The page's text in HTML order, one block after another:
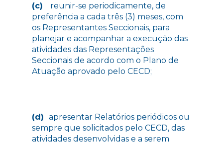
(c) reunir-se periodicamente, de
preferência a cada três (3) meses, com
os Representantes Seccionais, para
planejar e acompanhar a execução das
atividades das Representações
Seccionais de acordo com o Plano de
Atuação aprovado pelo CECD;
(d)apresentar Relatórios periódicos ou
sempre que solicitados pelo CECD, das
atividades desenvolvidas e a serem